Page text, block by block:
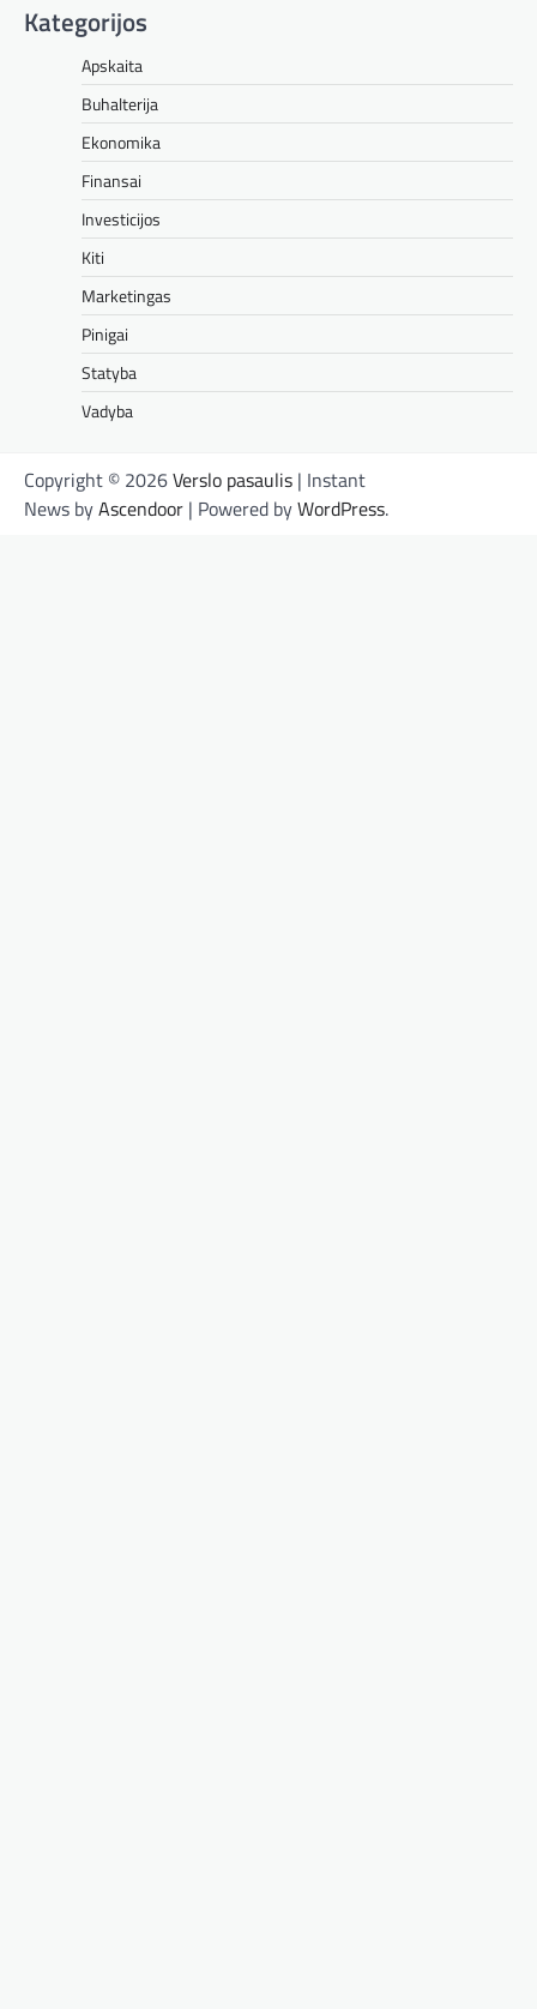
Kategorijos
Apskaita
Buhalterija
Ekonomika
Finansai
Investicijos
Kiti
Marketingas
Pinigai
Statyba
Vadyba
Copyright © 2026Verslo pasaulis | Instant
News byAscendoor | Powered byWordPress.